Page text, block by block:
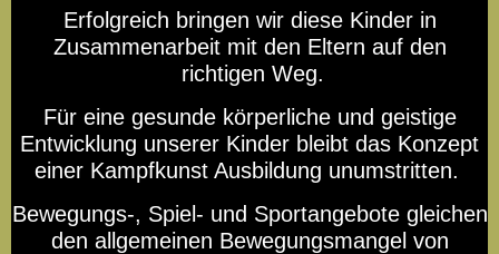
Haftung
Ninjutsu - realistische
Selbstverteidigung für Kin
忍 法 護 身 体 術 体 の 変 更
流 Goshinkan Ninjutsu
Erfolgreich bringen wir diese Kinder in
Zusammenarbeit mit den Eltern auf den
richtigen Weg.
Für eine gesunde körperliche und geistige
Entwicklung unserer Kinder bleibt das Konzept
einer Kampfkunst Ausbildung unumstritten.
Bewegungs-, Spiel- und Sportangebote gleichen
den allgemeinen Bewegungsmangel von